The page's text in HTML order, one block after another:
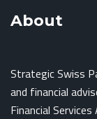
About
Strategic Swiss
and financial
Financial